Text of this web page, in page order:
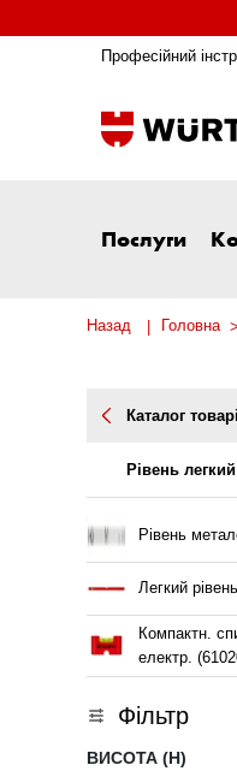
Професійний
Послуги
Назад Головна
Каталог
Рівень легкий
Рівень
Легкий
Компактн.
електр.
Фільтр
ВИСОТА (H)